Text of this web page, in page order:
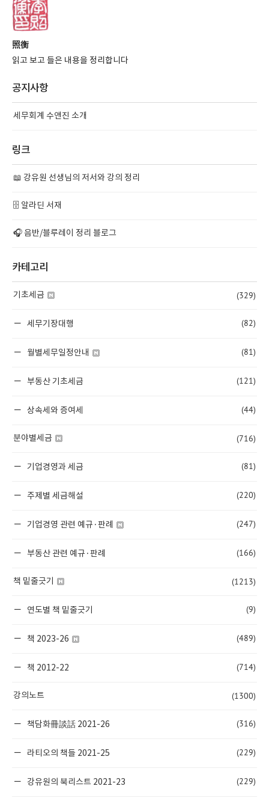
照衡
읽고 보고 들은 내용을 정리합니다
공지사항
세무회계 수앤진 소개
링크
📖 강유원 선생님의 저서와 강의 정리
🗄️ 알라딘 서재
🎧 음반/블루레이 정리 블로그
카테고리
기초세금 (329)
세무기장대행 (82)
월별세무일정안내 (81)
부동산 기초세금 (121)
상속세와 증여세 (44)
분야별세금 (716)
기업경영과 세금 (81)
주제별 세금해설 (220)
기업경영 관련 예규·판례 (247)
부동산 관련 예규·판례 (166)
책 밑줄긋기 (1213)
연도별 책 밑줄긋기 (9)
책 2023-26 (489)
책 2012-22 (714)
강의노트 (1300)
책담화冊談話 2021-26 (316)
라티오의 책들 2021-25 (229)
강유원의 북리스트 2021-23 (229)